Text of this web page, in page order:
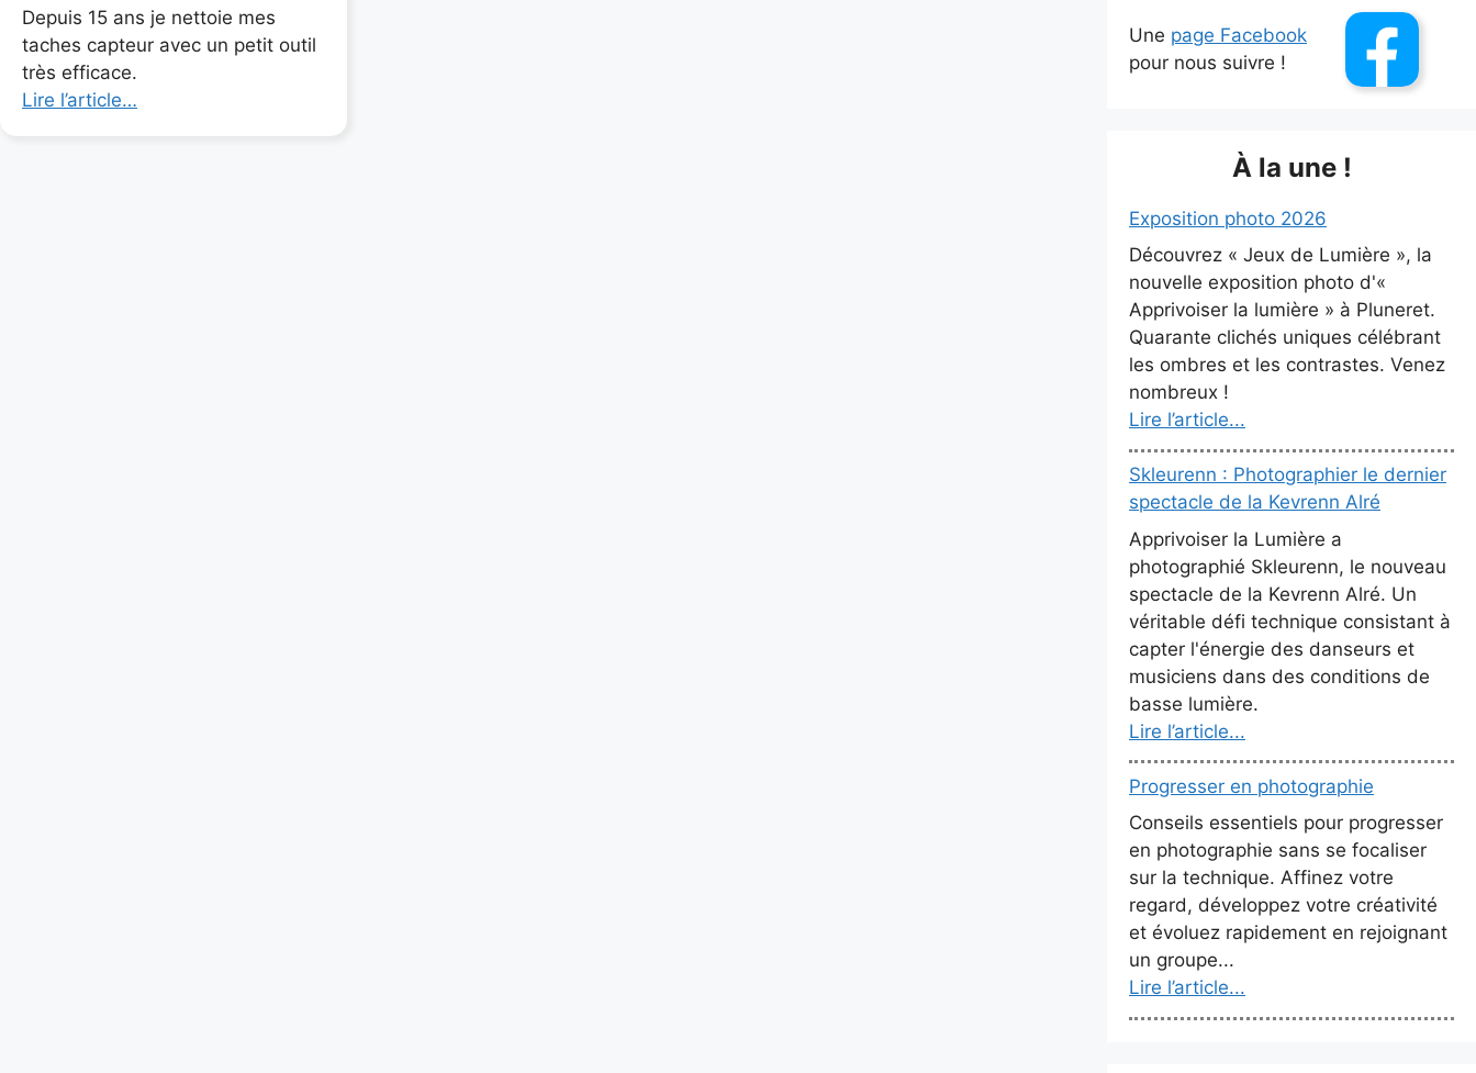
Depuis 15 ans je nettoie mes
taches capteur avec un petit outil
très efficace.
Lire l’article…
Une page Facebook
pour nous suivre !
À la une !
Exposition photo 2026
Découvrez « Jeux de Lumière », la
nouvelle exposition photo d'«
Apprivoiser la lumière » à Pluneret.
Quarante clichés uniques célébrant
les ombres et les contrastes. Venez
nombreux !
Lire l’article...
Skleurenn : Photographier le dernier
spectacle de la Kevrenn Alré
Apprivoiser la Lumière a
photographié Skleurenn, le nouveau
spectacle de la Kevrenn Alré. Un
véritable défi technique consistant à
capter l'énergie des danseurs et
musiciens dans des conditions de
basse lumière.
Lire l’article...
Progresser en photographie
Conseils essentiels pour progresser
en photographie sans se focaliser
sur la technique. Affinez votre
regard, développez votre créativité
et évoluez rapidement en rejoignant
un groupe...
Lire l’article...